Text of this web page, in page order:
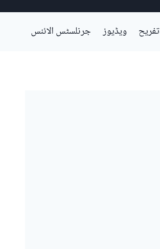
تفریح ویڈیوز جرنلسٹس الائنس